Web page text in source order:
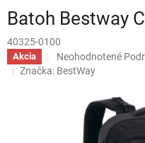
Batoh Bestway
40325-0100
Akcia
Priemerné
hodnotenie
Neohodnotené
Značka: BestWay